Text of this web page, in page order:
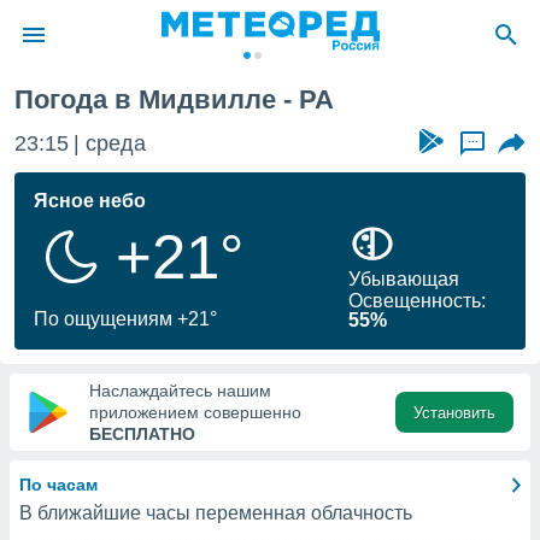
о
Вы можете
к этому
доступ
Погода в Мидвилле - PA
23:15 среда ...
Ясное небо
+21°
По ощущениям +21°
Убывающая
Освещенность:
55%
Наслаждайтесь нашим
приложением совершенно
БЕСПЛАТНО
Установить
По часам
В ближайшие часы переменная облачность